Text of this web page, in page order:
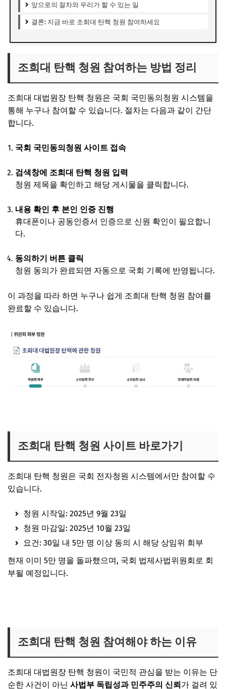
앞으로의 절차와 우리가 할 수 있는 일
결론: 지금 바로 조희대 탄핵 청원 참여하세요
조희대 탄핵 청원 참여하는 방법 정리
조희대 대법원장 탄핵 청원은 국회 국민동의청원 시스템을
통해 누구나 참여할 수 있습니다. 절차는 다음과 같이 간단
합니다.
국회 국민동의청원 사이트 접속
검색창에 조희대 탄핵 청원 입력
청원 제목을 확인하고 해당 게시물을 클릭합니다.
내용 확인 후 본인 인증 진행
휴대폰이나 공동인증서 인증으로 신원 확인이 필요합니
다.
동의하기 버튼 클릭
청원 동의가 완료되면 자동으로 국회 기록에 반영됩니다.
이 과정을 따라 하면 누구나 쉽게 조희대 탄핵 청원 참여를
완료할 수 있습니다.
조희대 탄핵 청원 사이트 바로가기
조희대 탄핵 청원은 국회 전자청원 시스템에서만 참여할 수
있습니다.
청원 시작일: 2025년 9월 23일
청원 마감일: 2025년 10월 23일
요건: 30일 내 5만 명 이상 동의 시 해당 상임위 회부
현재 이미 5만 명을 돌파했으며, 국회 법제사법위원회로 회
부될 예정입니다.
조희대 탄핵 청원 참여해야 하는 이유
조희대 대법원장 탄핵 청원이 국민적 관심을 받는 이유는 단
순한 사건이 아닌 사법부 독립성과 민주주의 신뢰 가 걸려 있